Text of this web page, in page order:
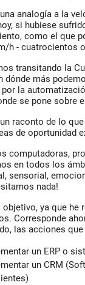
analogía a la
si hubiese
como el que
h - cuatrocientos
transitando la
dónde más
la
se pone sobre
raconto de lo
de oportunidad
computadoras,
en todos los
sensorial,
nada!
objetivo, ya que
Corresponde
las acciones
un ERP o
un CRM